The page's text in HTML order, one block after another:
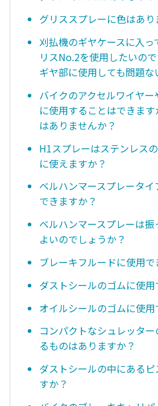
グリススプレーに色はあり
刈払機のギヤケースに入
リスNo.2を使用したいの
ギヤ部に使用しても問題な
バイクのアクセルワイヤ
に使用することはできま
はありませんか？
H1スプレーはステンレス
に使えますか？
ベルハンマースプレータ
できますか？
ベルハンマースプレーは
よいのでしょうか？
ブレーキフルードに使用で
ダストシールのゴムに使用
オイルシールのゴムに使用
コンパクトなシュレッタ
るものはありますか？
ダストシールの中にある
すか？